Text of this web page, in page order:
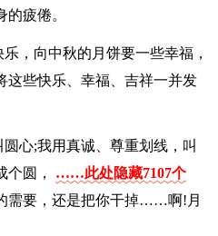
疲倦。
，向中秋的月饼要一些幸福，
这些快乐、幸福、吉祥一并发
心;我用真诚、尊重划线，叫
个圆， ……此处隐藏7107个
需要，还是把你干掉……啊!月